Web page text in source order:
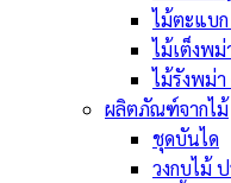
ไม้ตะแบก
ไม้เต็งพม่
ไม้รังพม่า
ผลิตภัณฑ์จากไม้
ชุดบันได
วงกบไม้